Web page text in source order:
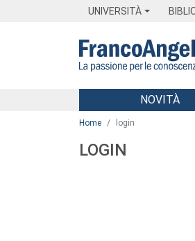
UNIVERSITÀ
Menu
NOVITÀ
Home login
LOGIN